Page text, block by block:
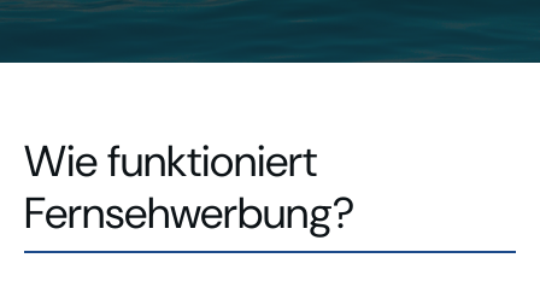
Wie funktioniert
Fernsehwerbung?